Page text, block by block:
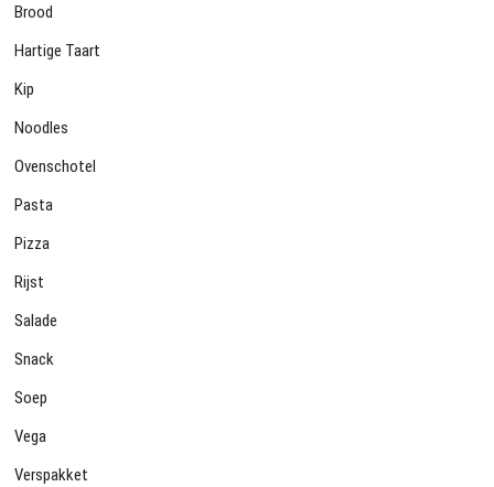
Brood
Hartige Taart
Kip
Noodles
Ovenschotel
Pasta
Pizza
Rijst
Salade
Snack
Soep
Vega
Verspakket